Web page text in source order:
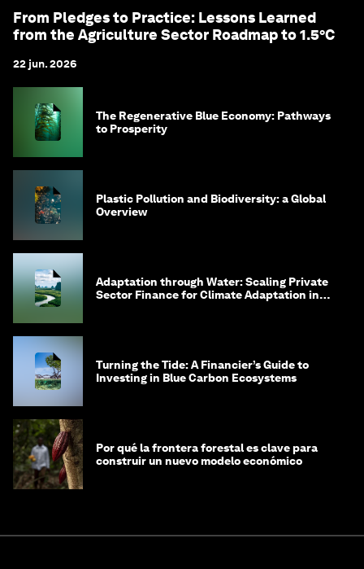
From Pledges to Practice: Lessons Learned
from the Agriculture Sector Roadmap to 1.5°C
22 jun. 2026
The Regenerative Blue Economy: Pathways
to Prosperity
Plastic Pollution and Biodiversity: a Global
Overview
Adaptation through Water: Scaling Private
Sector Finance for Climate Adaptation in
Turning the Tide: A Financier’s Guide to
Investing in Blue Carbon Ecosystems
Por qué la frontera forestal es clave para
construir un nuevo modelo económico